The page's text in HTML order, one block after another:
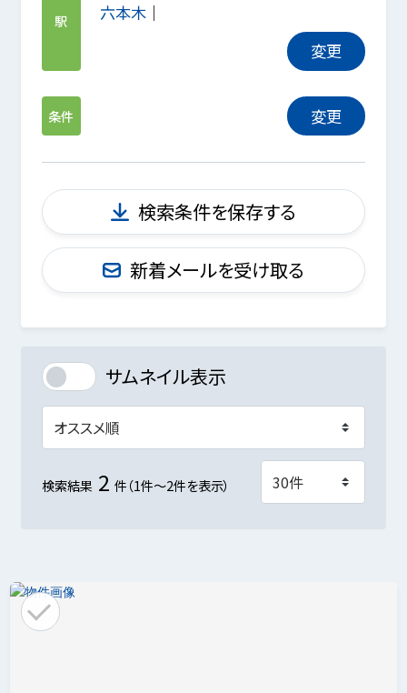
駅
六本木
変更
条件 変更
検索条件を保存する
新着メールを受け取る
サムネイル表示
検索結果 2 件（1件～2件を表示）